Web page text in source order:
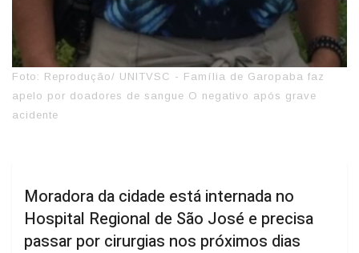
Foto: Reprodução/ UNITVSC - Família de Garopaba faz
apelo por doadores de sangue O negativo após grave
acidente
Moradora da cidade está internada no
Hospital Regional de São José e precisa
passar por cirurgias nos próximos dias